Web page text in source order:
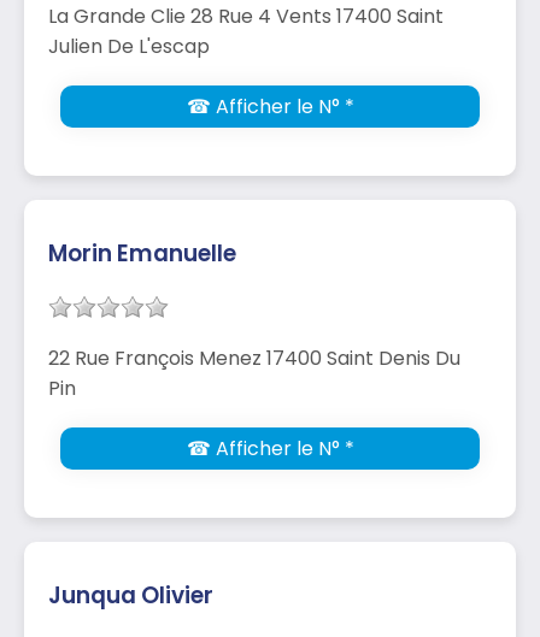
La Grande Clie 28 Rue 4 Vents 17400 Saint
Julien De L'escap
☎ Afficher le N° *
Morin Emanuelle
22 Rue François Menez 17400 Saint Denis Du
Pin
☎ Afficher le N° *
Junqua Olivier